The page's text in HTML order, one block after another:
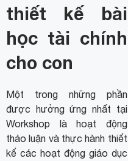
thiết kế bài
học tài chính
cho con
Một trong những phần
được hưởng ứng nhất tại
Workshop là hoạt động
thảo luận và thực hành thiết
kế các hoạt động giáo dục